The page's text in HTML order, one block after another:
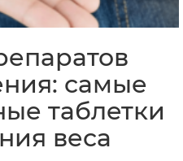
самые
таблетки
веса